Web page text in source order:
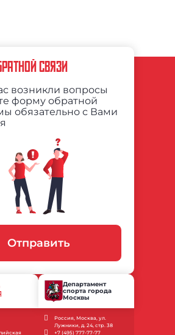
СВЯЗИ
возникли вопросы
форму обратной
обязательно с Вами
Отправить
Департамент
спорта города
Москвы
Россия, Москва, ул.
Лужники, д. 24, стр. 38
+7 (495) 777-77-77